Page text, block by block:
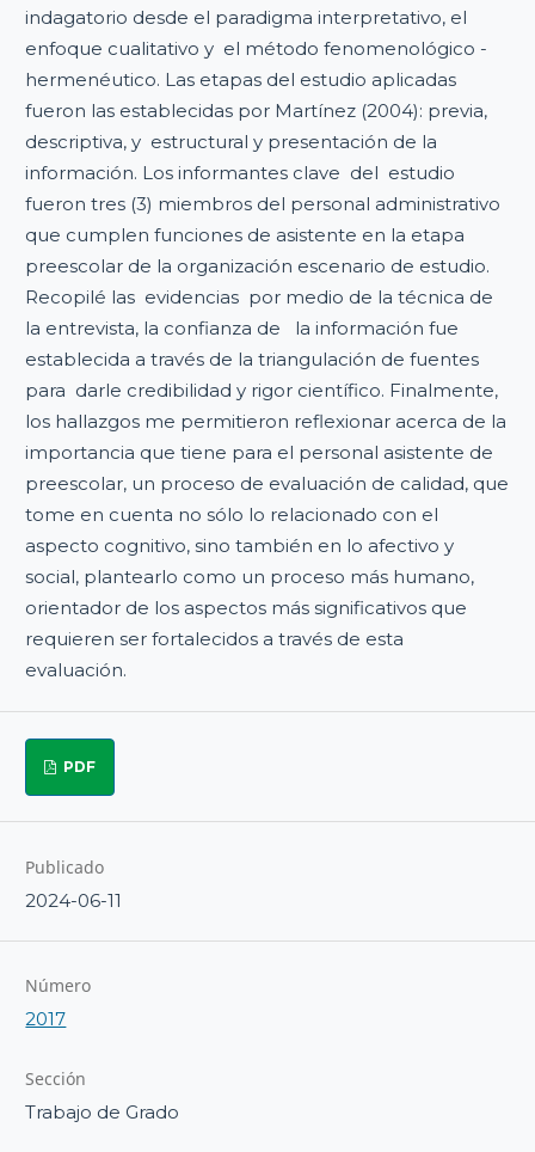
indagatorio desde el paradigma interpretativo, el
enfoque cualitativo y el método fenomenológico -
hermenéutico. Las etapas del estudio aplicadas
fueron las establecidas por Martínez (2004): previa,
descriptiva, y estructural y presentación de la
información. Los informantes clave del estudio
fueron tres (3) miembros del personal administrativo
que cumplen funciones de asistente en la etapa
preescolar de la organización escenario de estudio.
Recopilé las evidencias por medio de la técnica de
la entrevista, la confianza de la información fue
establecida a través de la triangulación de fuentes
para darle credibilidad y rigor científico. Finalmente,
los hallazgos me permitieron reflexionar acerca de la
importancia que tiene para el personal asistente de
preescolar, un proceso de evaluación de calidad, que
tome en cuenta no sólo lo relacionado con el
aspecto cognitivo, sino también en lo afectivo y
social, plantearlo como un proceso más humano,
orientador de los aspectos más significativos que
requieren ser fortalecidos a través de esta
evaluación.
PDF
Publicado
2024-06-11
Número
2017
Sección
Trabajo de Grado